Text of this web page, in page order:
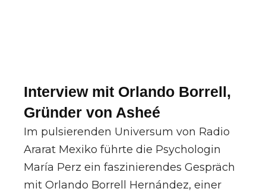
Interview mit Orlando Borrell,
Gründer von Asheé
Im pulsierenden Universum von Radio
Ararat Mexiko führte die Psychologin
María Perz ein faszinierendes Gespräch
mit Orlando Borrell Hernández, einer